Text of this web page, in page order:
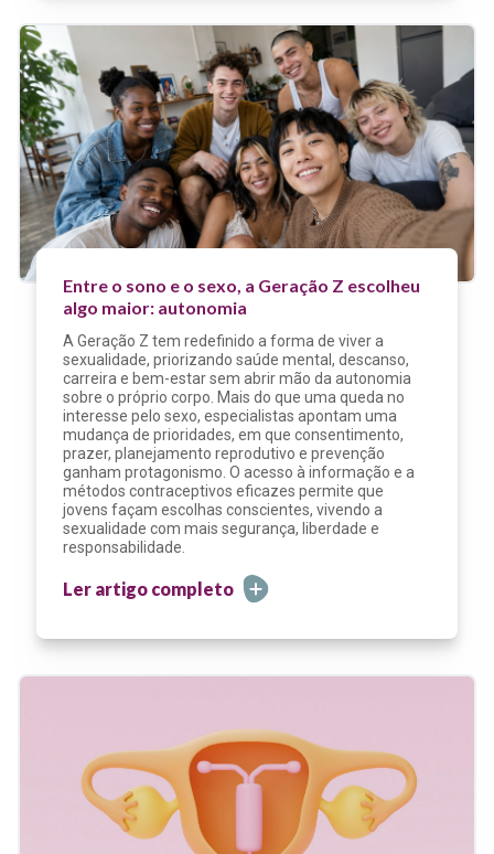
Entre o sono e o sexo, a Geração Z escolheu
algo maior: autonomia
A Geração Z tem redefinido a forma de viver a
sexualidade, priorizando saúde mental, descanso,
carreira e bem-estar sem abrir mão da autonomia
sobre o próprio corpo. Mais do que uma queda no
interesse pelo sexo, especialistas apontam uma
mudança de prioridades, em que consentimento,
prazer, planejamento reprodutivo e prevenção
ganham protagonismo. O acesso à informação e a
métodos contraceptivos eficazes permite que
jovens façam escolhas conscientes, vivendo a
sexualidade com mais segurança, liberdade e
responsabilidade.
Ler artigo completo